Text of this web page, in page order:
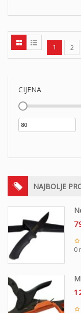
CIJENA
NAJBOLJE
0
1 2